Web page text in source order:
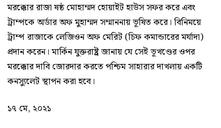
মরক্কোর রাজা ষষ্ঠ মোহাম্মদ হোয়াইট হাউস সফর করে এবং
ট্রাম্পকে অর্ডার অফ মুহাম্মদ সম্মাননায় ভূষিত করে। বিনিময়ে
ট্রাম্প রাজাকে লেজিওন অফ মেরিট (চিফ কমান্ডারের মর্যাদা)
প্রদান করেন। মার্কিন যুক্তরাষ্ট্র জানায় যে সেই ভূখণ্ডের ওপর
মরক্কোর দাবি জোরদার করতে পশ্চিম সাহারার দাখলায় একটি
কনস্যুলেট স্থাপন করা হবে।
১৭ মে, ২০২১